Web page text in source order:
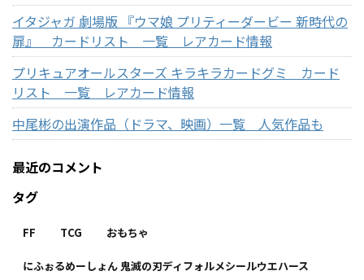
イタジャガ 劇場版 『ウマ娘 プリティーダービー 新時代の
扉』 カードリスト 一覧 レアカード情報
プリキュアオールスターズ キラキラカードグミ カード
リスト 一覧 レアカード情報
中尾彬の出演作品（ドラマ、映画）一覧 人気作品も
最近のコメント
タグ
FF TCG おもちゃ
にふぉるめーしょん 鬼滅の刃ディフォルメシールウエハース